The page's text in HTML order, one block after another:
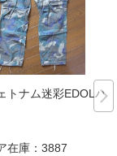
トナム迷彩EDOLパ
在庫： 3887